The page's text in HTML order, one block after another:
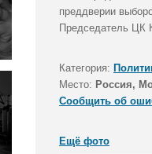
преддверии
Председатель ЦК
Категория:
Место: Россия,
Сообщить об
Ещё фото